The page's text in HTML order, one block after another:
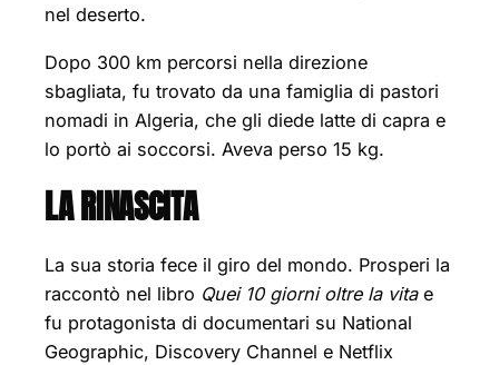
nel deserto.
Dopo 300 km percorsi nella direzione
sbagliata, fu trovato da una famiglia di pastori
nomadi in Algeria, che gli diede latte di capra e
lo portò ai soccorsi. Aveva perso 15 kg.
LA RINASCITA
La sua storia fece il giro del mondo. Prosperi la
raccontò nel libro Quei 10 giorni oltre la vitae
fu protagonista di documentari su National
Geographic, Discovery Channel e Netflix